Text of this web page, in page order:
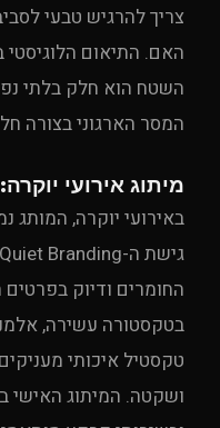
צריך להרגיש טבעי
האם. התיאום הלוגיסטי
השטח הוא חלק בלתי
המסר הארגוני בצורה
מיתוג אירועי
באירועי יוקרה, המותג
החומרים ודיוק
בטקסטורה עשירה,
טקסטיל איכותי
ושקטה. המיתוג האישי